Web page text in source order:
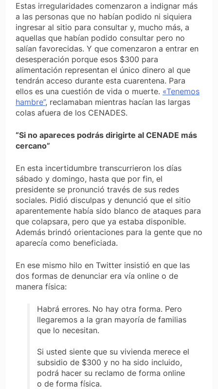
Estas irregularidades comenzaron a indignar más
a las personas que no habían podido ni siquiera
ingresar al sitio para consultar y, mucho más, a
aquellas que habían podido consultar pero no
salían favorecidas. Y que comenzaron a entrar en
desesperación porque esos $300 para
alimentación representan el único dinero al que
tendrán acceso durante esta cuarentena. Para
ellos es una cuestión de vida o muerte. «Tenemos
hambre”, reclamaban mientras hacían las largas
colas afuera de los CENADES.
“Si no apareces podrás dirigirte al CENADE más
cercano”
En esta incertidumbre transcurrieron los días
sábado y domingo, hasta que por fin, el
presidente se pronunció través de sus redes
sociales. Pidió disculpas y denunció que el sitio
aparentemente había sido blanco de ataques para
que colapsara, pero que ya estaba disponible.
Además brindó orientaciones para la gente que no
aparecía como beneficiada.
En ese mismo hilo en Twitter insistió en que las
dos formas de denunciar era vía online o de
manera física:
Habrá errores. No hay otra forma. Pero
llegaremos a la gran mayoría de familias
que lo necesitan.
Si usted siente que su vivienda merece el
subsidio de $300 y no ha sido incluido,
podrá hacer su reclamo de forma online
o de forma física.